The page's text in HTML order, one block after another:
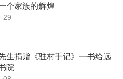
个家族的辉煌
29
生捐赠《驻村手记》一书给远
院